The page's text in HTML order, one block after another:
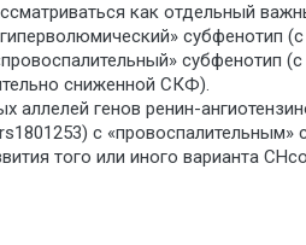
как отдельный
сниженной СКФ).
аллелей генов ренин-
с
того или иного варианта